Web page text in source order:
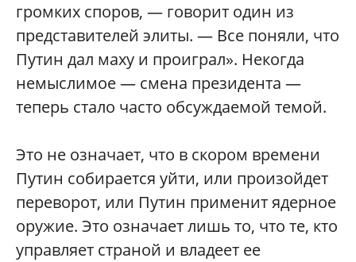
громких споров, — говорит один из
представителей элиты. — Все поняли, что
Путин дал маху и проиграл». Некогда
немыслимое — смена президента —
теперь стало часто обсуждаемой темой.
Это не означает, что в скором времени
Путин собирается уйти, или произойдет
переворот, или Путин применит ядерное
оружие. Это означает лишь то, что те, кто
управляет страной и владеет ее